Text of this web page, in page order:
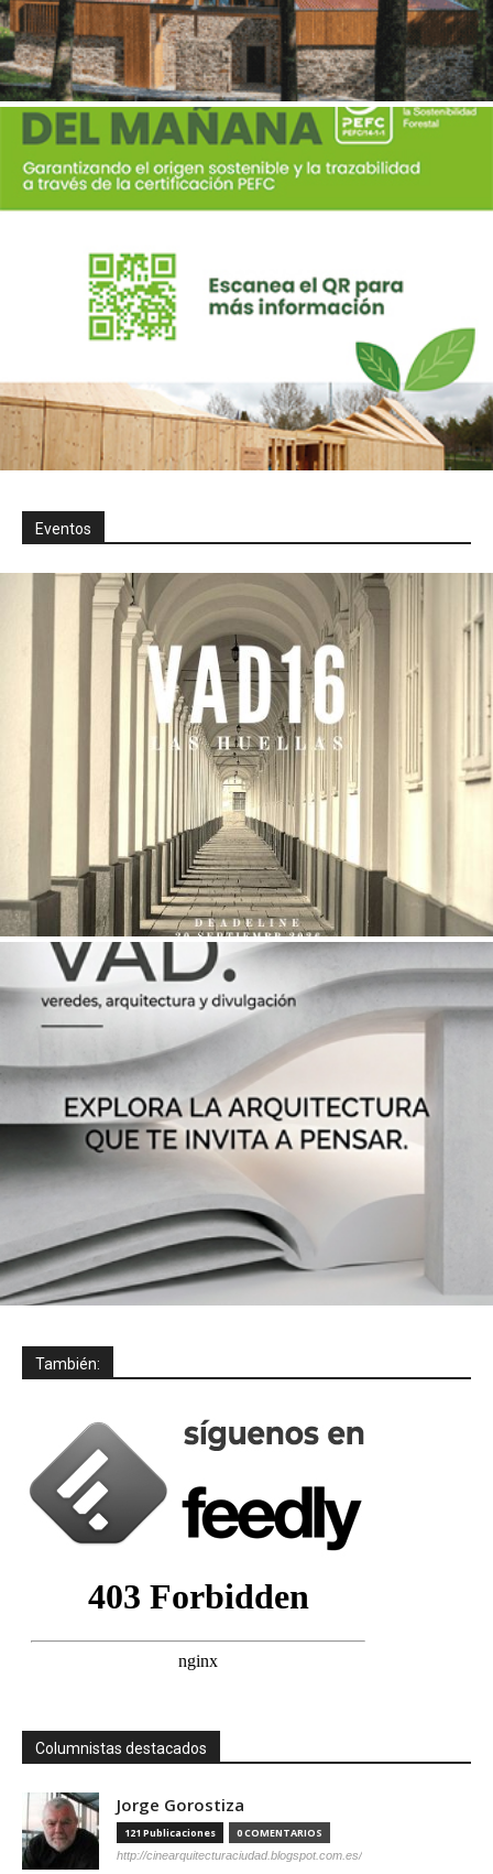
Eventos
También:
Columnistas destacados
Jorge Gorostiza
121 Publicaciones 0 COMENTARIOS
http://cinearquitecturaciudad.blogspot.com.es/